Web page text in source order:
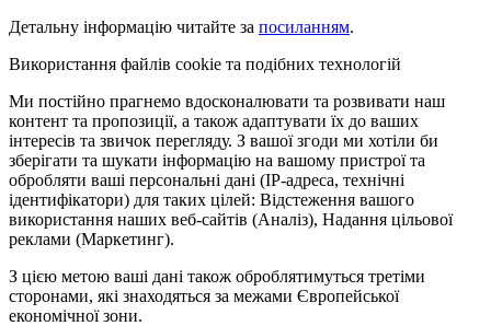
Детальну інформацію читайте за посиланням.
Використання файлів cookie та подібних технологій
Ми постійно прагнемо вдосконалювати та розвивати наш
контент та пропозиції, а також адаптувати їх до ваших
інтересів та звичок перегляду. З вашої згоди ми хотіли би
зберігати та шукати інформацію на вашому пристрої та
обробляти ваші персональні дані (IP-адреса, технічні
ідентифікатори) для таких цілей: Відстеження вашого
використання наших веб-сайтів (Аналіз), Надання цільової
реклами (Маркетинг).
З цією метою ваші дані також оброблятимуться третіми
сторонами, які знаходяться за межами Європейської
економічної зони.